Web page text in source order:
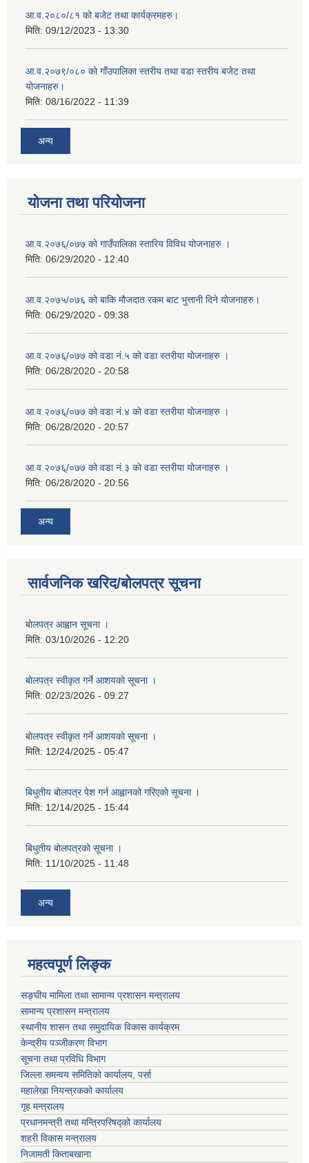
आ.व.२०८०/८१ को बजेट तथा कार्यक्रमहरु।
मिति: 09/12/2023 - 13:30
आ.व.२०७९/०८० को गाँउपालिका स्तरीय तथा वडा स्तरीय बजेट तथा
योजनाहरु।
मिति: 08/16/2022 - 11:39
अन्य
योजना तथा परियोजना
आ.व.२०७६्/०७७ को गाउँपालिका स्तारिय विविध योजनाहरु ।
मिति: 06/29/2020 - 12:40
आ.व.२०७५/०७६ को बाकि मौजदात रकम बाट भुत्तानी दिने योजनाहरु।
मिति: 06/29/2020 - 09:38
आ.व.२०७६्/०७७ को वडा नं.५ को वडा स्तरीया योजनाहरु ।
मिति: 06/28/2020 - 20:58
आ.व.२०७६्/०७७ को वडा नं.४ को वडा स्तरीया योजनाहरु ।
मिति: 06/28/2020 - 20:57
आ.व.२०७६्/०७७ को वडा नं.३ को वडा स्तरीया योजनाहरु ।
मिति: 06/28/2020 - 20:56
अन्य
सार्वजनिक खरिद/बोलपत्र सूचना
बाेलपत्र आह्वान सूचना ।
मिति: 03/10/2026 - 12:20
बाेलपत्र स्वीकृत गर्ने आशयकाे सूचना ।
मिति: 02/23/2026 - 09:27
बाेलपत्र स्वीकृत गर्ने आशयकाे सूचना ।
मिति: 12/24/2025 - 05:47
बिधुतीय बाेलपत्र पेश गर्न आह्वानको गरिएकाे सूचना ।
मिति: 12/14/2025 - 15:44
बिधुतीय बाेलपत्रकाे सूचना ।
मिति: 11/10/2025 - 11:48
अन्य
महत्वपूर्ण लिङ्क
सङ्घीय मामिला तथा सामान्य प्रशासन मन्त्रालय
सामान्य प्रशासन मन्त्रालय
स्थानीय शासन तथा समुदायिक विकास कार्यक्रम
केन्द्रीय पञ्जीकरण विभाग
सूचना तथा प्रविधि विभाग
जिल्ला समन्वय समितिको कार्यालय, पर्सा
महालेखा नियन्त्रकको कार्यालय
गृह मन्त्रालय
प्रधानमन्त्री तथा मन्त्रिपरिषद्को कार्यालय
शहरी विकास मन्त्रालय
निजामती किताबखाना